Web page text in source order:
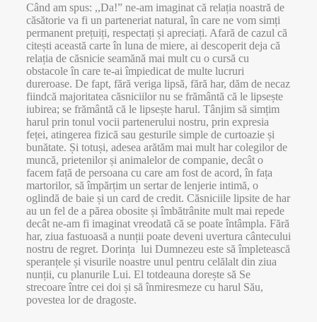
Când am spus: ,,Da!” ne-am imaginat că relația noastră de
căsătorie va fi un parteneriat natural, în care ne vom simți
permanent prețuiți, respectați și apreciați. Afară de cazul că
citești această carte în luna de miere, ai descoperit deja că
relația de căsnicie seamănă mai mult cu o cursă cu
obstacole în care te-ai împiedicat de multe lucruri
dureroase. De fapt, fără veriga lipsă, fără har, dăm de necaz
fiindcă majoritatea căsniciilor nu se frământă că le lipsește
iubirea; se frământă că le lipsește harul. Tânjim să simțim
harul prin tonul vocii partenerului nostru, prin expresia
feței, atingerea fizică sau gesturile simple de curtoazie și
bunătate. Și totuși, adesea arătăm mai mult har colegilor de
muncă, prietenilor și animalelor de companie, decât o
facem față de persoana cu care am fost de acord, în fața
martorilor, să împărțim un sertar de lenjerie intimă, o
oglindă de baie și un card de credit. Căsniciile lipsite de har
au un fel de a părea obosite și îmbătrânite mult mai repede
decât ne-am fi imaginat vreodată că se poate întâmpla. Fără
har, ziua fastuoasă a nunții poate deveni uvertura cântecului
nostru de regret. Dorința lui Dumnezeu este să împletească
speranțele și visurile noastre unul pentru celălalt din ziua
nunții, cu planurile Lui. El totdeauna dorește să Se
strecoare între cei doi și să înmiresmeze cu harul Său,
povestea lor de dragoste.